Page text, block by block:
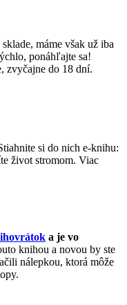
máme však už iba
ponáhľajte sa!
zvyčajne do 18 dní.
si do nich e-knihu:
život stromom. Viac
a je vo
knihou a novou by ste
nálepkou, ktorá môže